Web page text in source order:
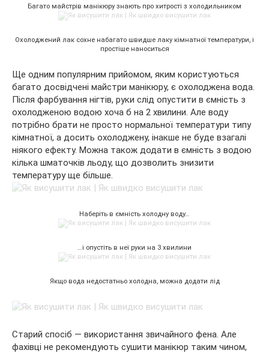
Багато майстрів манікюру знають про хитрості з холодильником
Охолоджений лак сохне набагато швидше лаку кімнатної температури, і
простіше наноситься
Ще одним популярним прийомом, яким користуються
багато досвідчені майстри манікюру, є охолоджена вода.
Після фарбування нігтів, руки слід опустити в ємність з
охолодженою водою хоча б на 2 хвилини. Але воду
потрібно брати не просто нормальної температури типу
кімнатної, а досить охолоджену, інакше не буде взагалі
ніякого ефекту. Можна також додати в ємність з водою
кілька шматочків льоду, що дозволить знизити
температуру ще більше.
Наберіть в ємність холодну воду…
…і опустіть в неї руки на 3 хвилини
Якщо вода недостатньо холодна, можна додати лід
Старий спосіб — використання звичайного фена. Але
фахівці не рекомендують сушити манікюр таким чином,